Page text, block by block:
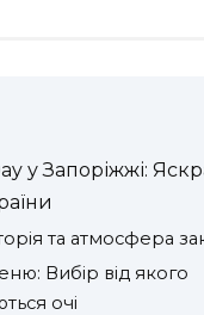
у Запоріжжі:
та атмосфера
Вибір від якого
очі